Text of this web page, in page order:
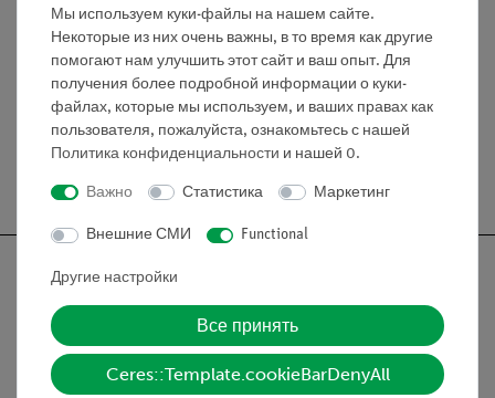
Диаметр витка: 50 мм.
Ток: макс. 10 A
Размеры пластины (мм): 245 × 205.
Nach oben
Мы используем куки-файлы на нашем сайте.
Некоторые из них очень важны, в то время как другие
помогают нам улучшить этот сайт и ваш опыт. Для
получения более подробной информации о куки-
файлах, которые мы используем, и ваших правах как
пользователя, пожалуйста, ознакомьтесь с нашей
Политика конфиденциальности и нашей 0.
Важно Статистика Маркетинг
Внешние СМИ Functional
Другие настройки
Все принять
Ceres::Template.cookieBarDenyAll